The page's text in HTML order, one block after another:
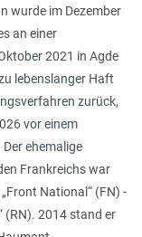
wurde im Dezember
an einer
2021 in Agde
lebenslanger Haft
zurück,
vor einem
ehemalige
Frankreichs war
National“ (FN) -
(RN). 2014 stand er